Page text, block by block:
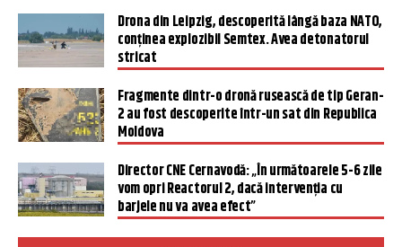
Drona din Leipzig, descoperită lângă baza NATO,
conţinea explozibil Semtex. Avea detonatorul
stricat
Fragmente dintr-o dronă rusească de tip Geran-
2 au fost descoperite într-un sat din Republica
Moldova
Director CNE Cernavodă: „În următoarele 5-6 zile
vom opri Reactorul 2, dacă intervenția cu
barjele nu va avea efect”